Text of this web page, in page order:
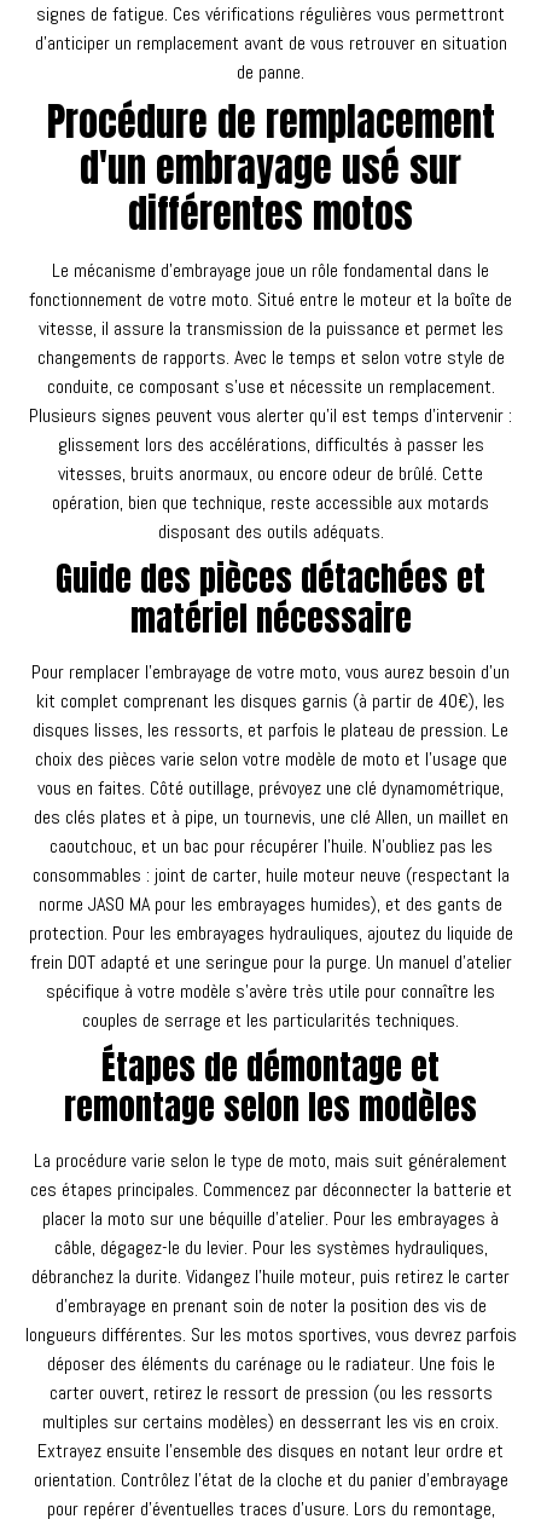
signes de fatigue. Ces vérifications régulières vous permettront
d'anticiper un remplacement avant de vous retrouver en situation
de panne.
Procédure de remplacement
d'un embrayage usé sur
différentes motos
Le mécanisme d'embrayage joue un rôle fondamental dans le
fonctionnement de votre moto. Situé entre le moteur et la boîte de
vitesse, il assure la transmission de la puissance et permet les
changements de rapports. Avec le temps et selon votre style de
conduite, ce composant s'use et nécessite un remplacement.
Plusieurs signes peuvent vous alerter qu'il est temps d'intervenir :
glissement lors des accélérations, difficultés à passer les
vitesses, bruits anormaux, ou encore odeur de brûlé. Cette
opération, bien que technique, reste accessible aux motards
disposant des outils adéquats.
Guide des pièces détachées et
matériel nécessaire
Pour remplacer l'embrayage de votre moto, vous aurez besoin d'un
kit complet comprenant les disques garnis (à partir de 40€), les
disques lisses, les ressorts, et parfois le plateau de pression. Le
choix des pièces varie selon votre modèle de moto et l'usage que
vous en faites. Côté outillage, prévoyez une clé dynamométrique,
des clés plates et à pipe, un tournevis, une clé Allen, un maillet en
caoutchouc, et un bac pour récupérer l'huile. N'oubliez pas les
consommables : joint de carter, huile moteur neuve (respectant la
norme JASO MA pour les embrayages humides), et des gants de
protection. Pour les embrayages hydrauliques, ajoutez du liquide de
frein DOT adapté et une seringue pour la purge. Un manuel d'atelier
spécifique à votre modèle s'avère très utile pour connaître les
couples de serrage et les particularités techniques.
Étapes de démontage et
remontage selon les modèles
La procédure varie selon le type de moto, mais suit généralement
ces étapes principales. Commencez par déconnecter la batterie et
placer la moto sur une béquille d'atelier. Pour les embrayages à
câble, dégagez-le du levier. Pour les systèmes hydrauliques,
débranchez la durite. Vidangez l'huile moteur, puis retirez le carter
d'embrayage en prenant soin de noter la position des vis de
longueurs différentes. Sur les motos sportives, vous devrez parfois
déposer des éléments du carénage ou le radiateur. Une fois le
carter ouvert, retirez le ressort de pression (ou les ressorts
multiples sur certains modèles) en desserrant les vis en croix.
Extrayez ensuite l'ensemble des disques en notant leur ordre et
orientation. Contrôlez l'état de la cloche et du panier d'embrayage
pour repérer d'éventuelles traces d'usure. Lors du remontage,